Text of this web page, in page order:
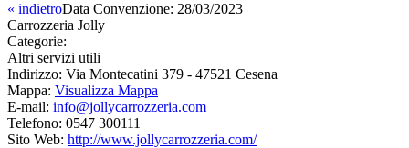
« indietroData Convenzione: 28/03/2023
Carrozzeria Jolly
Categorie:
Altri servizi utili
Indirizzo: Via Montecatini 379 - 47521 Cesena
Mappa: Visualizza Mappa
E-mail: info@jollycarrozzeria.com
Telefono: 0547 300111
Sito Web: http://www.jollycarrozzeria.com/